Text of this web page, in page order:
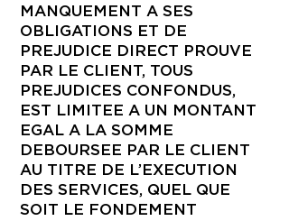
MANQUEMENT A SES
OBLIGATIONS ET DE
PREJUDICE DIRECT PROUVE
PAR LE CLIENT, TOUS
PREJUDICES CONFONDUS,
EST LIMITEE A UN MONTANT
EGAL A LA SOMME
DEBOURSEE PAR LE CLIENT
AU TITRE DE L’EXECUTION
DES SERVICES, QUEL QUE
SOIT LE FONDEMENT